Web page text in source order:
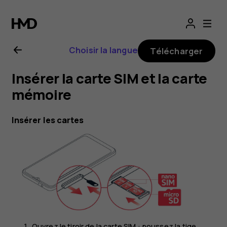
Guide
de
l'utilisateur
Nokia
G21
Choisir la langue Télécharger
Insérer la carte SIM et la carte
mémoire
Insérer les cartes